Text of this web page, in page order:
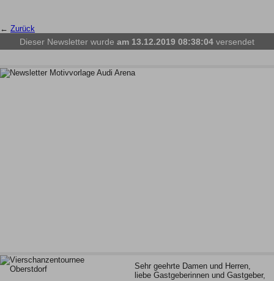
← Zurück
Dieser Newsletter wurde am 13.12.2019 08:38:04 versendet
Sehr geehrte Damen und Herren,
liebe Gastgeberinnen und Gastgeber,